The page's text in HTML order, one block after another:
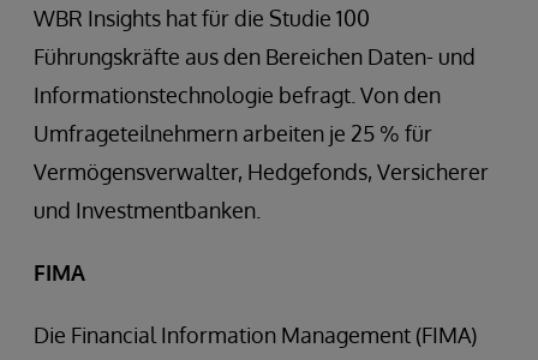
WBR Insights hat für die Studie 100
Führungskräfte aus den Bereichen Daten- und
Informationstechnologie befragt. Von den
Umfrageteilnehmern arbeiten je 25 % für
Vermögensverwalter, Hedgefonds, Versicherer
und Investmentbanken.
FIMA
Die Financial Information Management (FIMA)